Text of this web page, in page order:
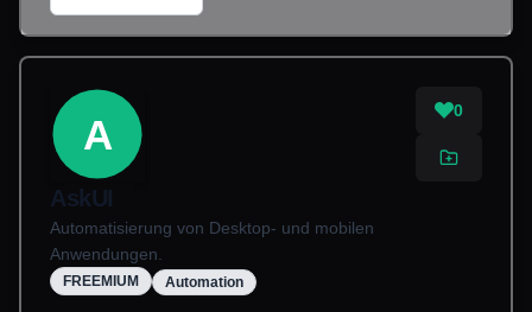
A
0
AskUI
Automatisierung von Desktop- und mobilen
Anwendungen.
FREEMIUM Automation